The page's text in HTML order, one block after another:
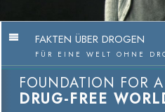
FAKTEN ÜBER DROGEN
FÜR EINE WELT OHNE
FOUNDATION FOR A
DRUG-FREE